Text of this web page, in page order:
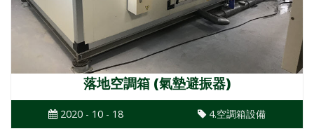
落地空調箱 (氣墊避振器)
2020 - 10 - 18 4.空調箱設備